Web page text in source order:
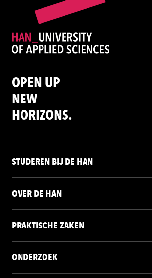
OPEN UP
NEW
HORIZONS.
STUDEREN BIJ DE HAN
OVER DE HAN
PRAKTISCHE ZAKEN
ONDERZOEK